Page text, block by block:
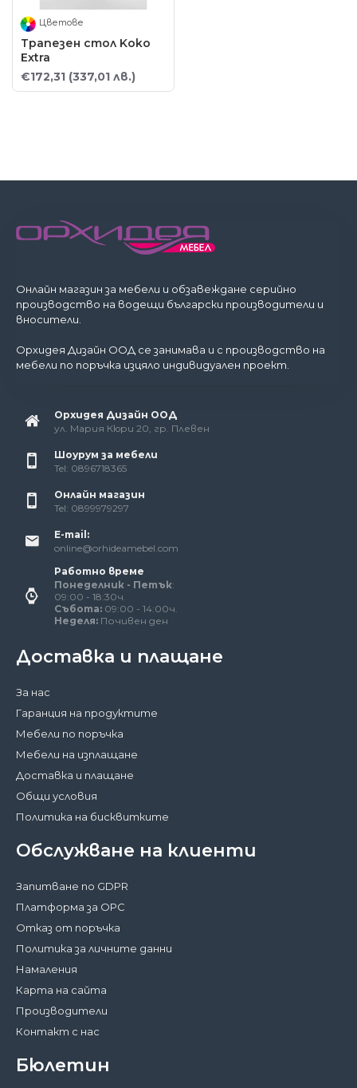
Цветове
Трапезен стол Koko
Extra
€172,31 (337,01 лв.)
Онлайн магазин за мебели и обзавеждане серийно
производство на водещи български производители и
вносители.
Орхидея Дизайн ООД се занимава и с производство на
мебели по поръчка изцяло индивидуален проект.
Орхидея Дизайн ООД
ул. Мария Кюри 20, гр. Плевен
Шоурум за мебели
Tel: 0896718365
Онлайн магазин
Tel: 0899979297
E-mail:
online@orhideamebel.com
Работно време
Понеделник - Петък:
09:00 - 18:30ч.
Събота: 09:00 - 14:00ч.
Неделя: Почивен ден
Доставка и плащане
За нас
Гаранция на продуктите
Мебели по поръчка
Мебели на изплащане
Доставка и плащане
Общи условия
Политика на бисквитките
Обслужване на клиенти
Запитване по GDPR
Платформа за ОРС
Отказ от поръчка
Политика за личните данни
Намаления
Карта на сайта
Производители
Контакт с нас
Бюлетин